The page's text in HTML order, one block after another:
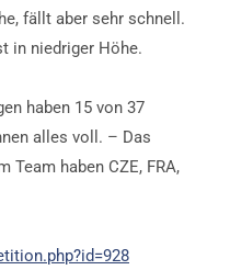
fällt aber sehr schnell.
in niedriger Höhe.
haben 15 von 37
alles voll. – Das
Team haben CZE, FRA,